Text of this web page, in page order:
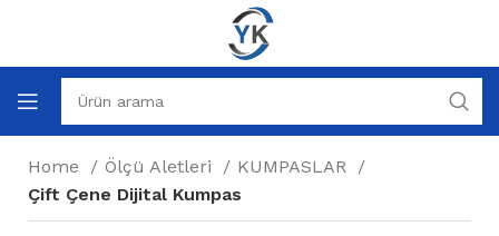
Home Ölçü Aletleri
KUMPASLAR
Çift Çene Dijital Kumpas